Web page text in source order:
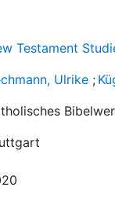
Testament
Ulrike ;